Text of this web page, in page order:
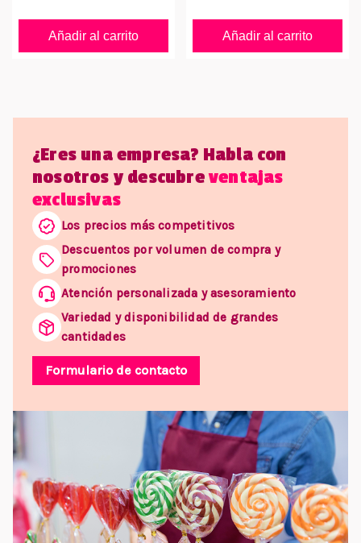
Añadir al carrito Añadir al carrito
¿Eres una empresa? Habla con
nosotros y descubreventajas
exclusivas
Los precios más competitivos
Descuentos por volumen de compra y
promociones
Atención personalizada y asesoramiento
Variedad y disponibilidad de grandes
cantidades
Formulario de contacto